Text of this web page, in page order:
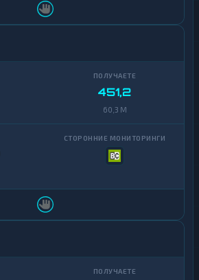
451,2
60,3 M